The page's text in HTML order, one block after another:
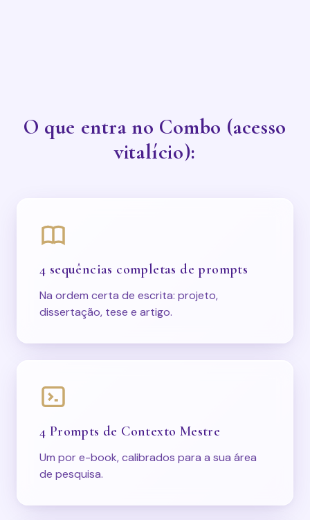
O que entra no Combo (acesso
vitalício):
4 sequências completas de prompts
Na ordem certa de escrita: projeto,
dissertação, tese e artigo.
4 Prompts de Contexto Mestre
Um por e-book, calibrados para a sua área
de pesquisa.